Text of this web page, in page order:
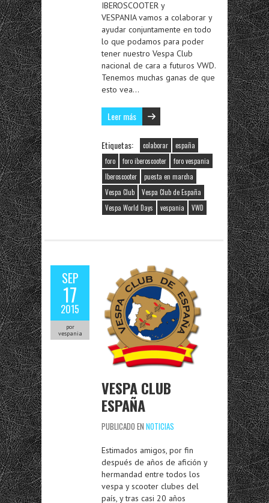
IBEROSCOOTER y
VESPANIA vamos a colaborar y
ayudar conjuntamente en todo
lo que podamos para poder
tener nuestro Vespa Club
nacional de cara a futuros VWD.
Tenemos muchas ganas de que
esto vea…
Leer más
Etiquetas: colaborar
españa
foro
foro iberoscooter
foro vespania
Iberoscooter
puesta en marcha
Vespa Club
Vespa Club de España
Vespa World Days
vespania VWD
SEP
17
2015
por
vespania
VESPA CLUB
ESPAÑA
PUBLICADO EN NOTICIAS
Estimados amigos, por fin
después de años de afición y
hermandad entre todos los
vespa y scooter clubes del
país, y tras casi 20 años